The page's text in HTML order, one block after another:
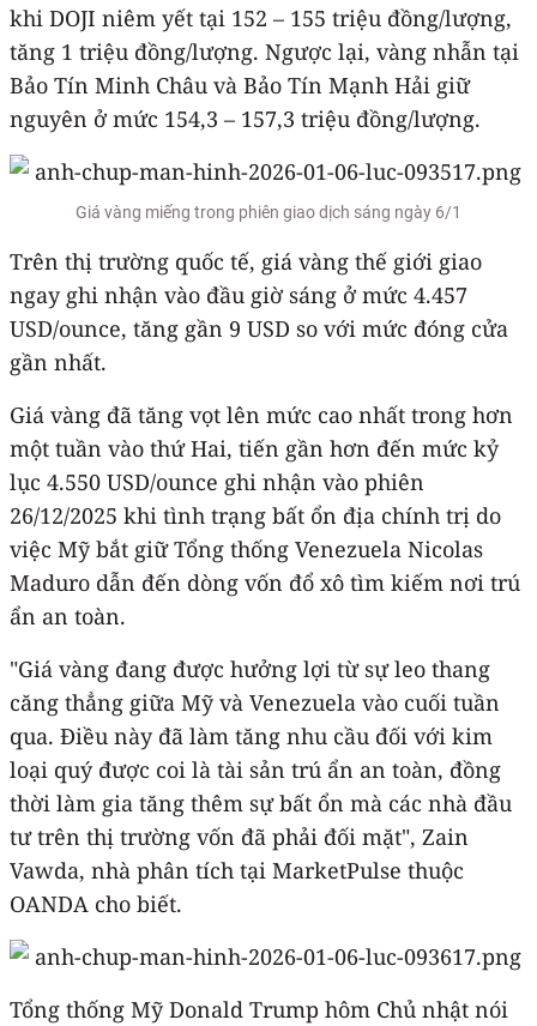
khi DOJI niêm yết tại 152 – 155 triệu đồng/lượng,
tăng 1 triệu đồng/lượng. Ngược lại, vàng nhẫn tại
Bảo Tín Minh Châu và Bảo Tín Mạnh Hải giữ
nguyên ở mức 154,3 – 157,3 triệu đồng/lượng.
Giá vàng miếng trong phiên giao dịch sáng ngày 6/1
Trên thị trường quốc tế, giá vàng thế giới giao
ngay ghi nhận vào đầu giờ sáng ở mức 4.457
USD/ounce, tăng gần 9 USD so với mức đóng cửa
gần nhất.
Giá vàng đã tăng vọt lên mức cao nhất trong hơn
một tuần vào thứ Hai, tiến gần hơn đến mức kỷ
lục 4.550 USD/ounce ghi nhận vào phiên
26/12/2025 khi tình trạng bất ổn địa chính trị do
việc Mỹ bắt giữ Tổng thống Venezuela Nicolas
Maduro dẫn đến dòng vốn đổ xô tìm kiếm nơi trú
ẩn an toàn.
"Giá vàng đang được hưởng lợi từ sự leo thang
căng thẳng giữa Mỹ và Venezuela vào cuối tuần
qua. Điều này đã làm tăng nhu cầu đối với kim
loại quý được coi là tài sản trú ẩn an toàn, đồng
thời làm gia tăng thêm sự bất ổn mà các nhà đầu
tư trên thị trường vốn đã phải đối mặt", Zain
Vawda, nhà phân tích tại MarketPulse thuộc
OANDA cho biết.
Tổng thống Mỹ Donald Trump hôm Chủ nhật nói